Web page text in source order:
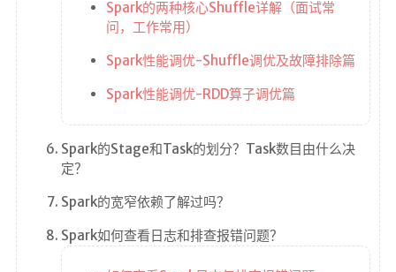
Spark的两种核心Shuffle详解（面试常
问，工作常用）
Spark性能调优-Shuffle调优及故障排除篇
Spark性能调优-RDD算子调优篇
Spark的Stage和Task的划分？Task数目由什么决
定？
Spark的宽窄依赖了解过吗？
Spark如何查看日志和排查报错问题？